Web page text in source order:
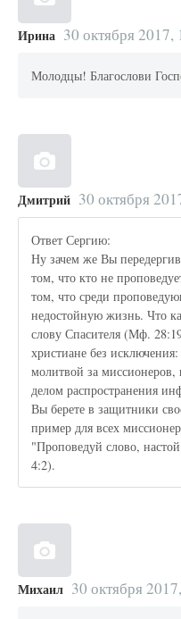
Ирина 30 октября 2017,
Молодцы! Благослови
Дмитрий 30 октября
Ответ Сергию:
Ну зачем же Вы
том, что кто не
том, что среди
недостойную жизнь. Что
слову Спасителя (Мф.
христиане без
молитвой за
делом распространения
Вы берете в защитники
пример для всех
"Проповедуй слово,
4:2).
Михаил 30 октября